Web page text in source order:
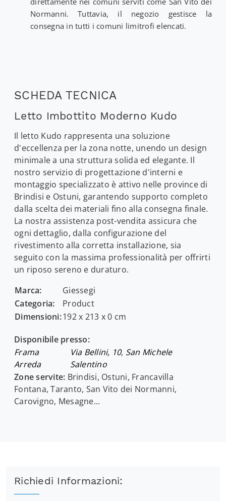
Normanni. Tuttavia, il negozio gestisce la
consegna in tutti i comuni limitrofi elencati.
SCHEDA TECNICA
Letto Imbottito Moderno Kudo
Il letto Kudo rappresenta una soluzione
d'eccellenza per la zona notte, unendo un design
minimale a una struttura solida ed elegante. Il
nostro servizio di progettazione d'interni e
montaggio specializzato è attivo nelle province di
Brindisi e Ostuni, garantendo supporto completo
dalla scelta dei materiali fino alla consegna finale.
La nostra assistenza post-vendita assicura che
ogni dettaglio, dalla configurazione del
rivestimento alla corretta installazione, sia
seguito con la massima professionalità per offrirti
un riposo sereno e duraturo.
Marca:
Giessegi
Categoria:
Product
Dimensioni:192 x 213 x 0 cm
Disponibile presso:
Frama
Arreda
Via Bellini, 10, San Michele
Salentino
Zone servite: Brindisi, Ostuni, Francavilla
Fontana, Taranto, San Vito dei Normanni,
Carovigno, Mesagne...
Richiedi Informazioni: